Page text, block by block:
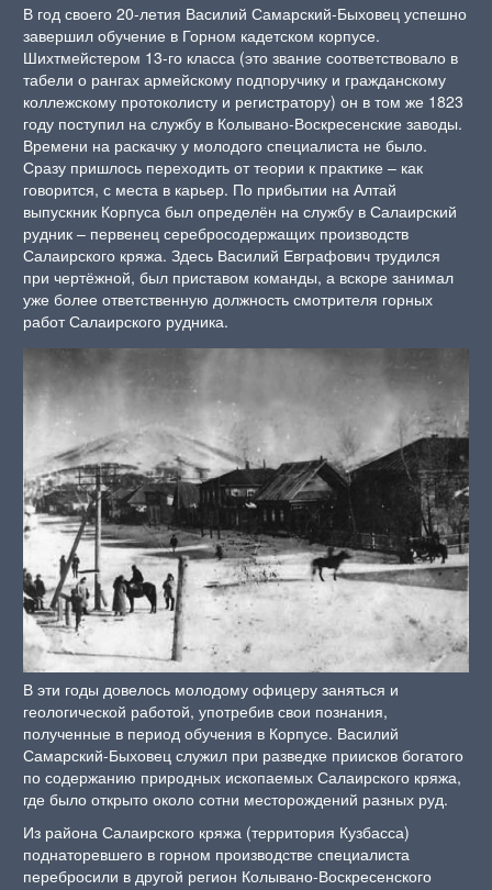
В год своего 20-летия Василий Самарский-Быховец успешно
завершил обучение в Горном кадетском корпусе.
Шихтмейстером 13-го класса (это звание соответствовало в
табели о рангах армейскому подпоручику и гражданскому
коллежскому протоколисту и регистратору) он в том же 1823
году поступил на службу в Колывано-Воскресенские заводы.
Времени на раскачку у молодого специалиста не было.
Сразу пришлось переходить от теории к практике – как
говорится, с места в карьер. По прибытии на Алтай
выпускник Корпуса был определён на службу в Салаирский
рудник – первенец серебросодержащих производств
Салаирского кряжа. Здесь Василий Евграфович трудился
при чертёжной, был приставом команды, а вскоре занимал
уже более ответственную должность смотрителя горных
работ Салаирского рудника.
В эти годы довелось молодому офицеру заняться и
геологической работой, употребив свои познания,
полученные в период обучения в Корпусе. Василий
Самарский-Быховец служил при разведке приисков богатого
по содержанию природных ископаемых Салаирского кряжа,
где было открыто около сотни месторождений разных руд.
Из района Салаирского кряжа (территория Кузбасса)
поднаторевшего в горном производстве специалиста
перебросили в другой регион Колывано-Воскресенского